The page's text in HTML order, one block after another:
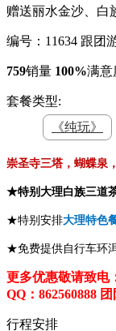
赠送丽水金沙、白
编号：11634 跟团
759销量 100%满意
套餐类型:
《纯玩》
崇圣寺三塔，蝴蝶泉
★特别大理白族三道茶
★特别安排大理特色
★免费提供自行车环
更多优惠敬请致电
QQ：862560888 团
行程安排